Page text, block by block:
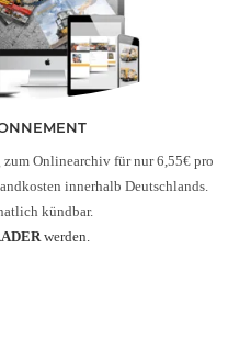
zum Onlinearchiv für nur 6,55€ pro
innerhalb Deutschlands.
kündbar.
werden.